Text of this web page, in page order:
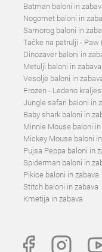
Batman baloni in
Nogomet baloni in
Samorog baloni in
Tačke na patrulji -
Dinozaver baloni in
Metulji baloni in zabava
Vesolje baloni in
Frozen - Ledeno
Jungle safari baloni in
Baby shark baloni in
Minnie Mouse baloni
Mickey Mouse baloni
Pujsa Peppa baloni in
Spiderman baloni in
Pikice baloni in zabava
Stitch baloni in zabava
Kmetija in zabava